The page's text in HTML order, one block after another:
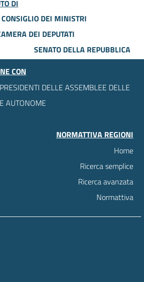
DI
DEI MINISTRI
DEI DEPUTATI
SENATO DELLA REPUBBLICA
CON
DELLE ASSEMBLEE DELLE
AUTONOME
NORMATTIVA REGIONI
Home
Ricerca semplice
Ricerca avanzata
Normattiva